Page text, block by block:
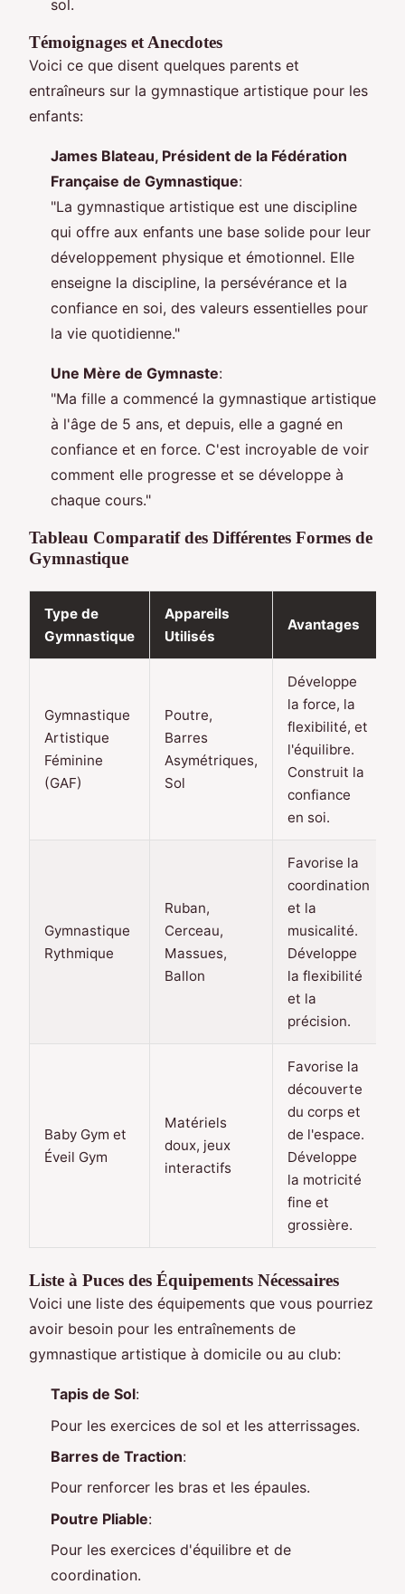
sol.
Témoignages et Anecdotes
Voici ce que disent quelques parents et
entraîneurs sur la gymnastique artistique pour les
enfants:
James Blateau, Président de la Fédération
Française de Gymnastique:
"La gymnastique artistique est une discipline
qui offre aux enfants une base solide pour leur
développement physique et émotionnel. Elle
enseigne la discipline, la persévérance et la
confiance en soi, des valeurs essentielles pour
la vie quotidienne."
Une Mère de Gymnaste:
"Ma fille a commencé la gymnastique artistique
à l'âge de 5 ans, et depuis, elle a gagné en
confiance et en force. C'est incroyable de voir
comment elle progresse et se développe à
chaque cours."
Tableau Comparatif des Différentes Formes de
Gymnastique
Type de
Gymnastique
Appareils
Utilisés
Avantages
Gymnastique
Artistique
Féminine
(GAF)
Poutre,
Barres
Asymétriques,
Sol
Développe
la force, la
flexibilité, et
l'équilibre.
Construit la
confiance
en soi.
Gymnastique
Rythmique
Ruban,
Cerceau,
Massues,
Ballon
Favorise la
coordination
et la
musicalité.
Développe
la flexibilité
et la
précision.
Baby Gym et
Éveil Gym
Matériels
doux, jeux
interactifs
Favorise la
découverte
du corps et
de l'espace.
Développe
la motricité
fine et
grossière.
Liste à Puces des Équipements Nécessaires
Voici une liste des équipements que vous pourriez
avoir besoin pour les entraînements de
gymnastique artistique à domicile ou au club:
Tapis de Sol:
Pour les exercices de sol et les atterrissages.
Barres de Traction:
Pour renforcer les bras et les épaules.
Poutre Pliable:
Pour les exercices d'équilibre et de
coordination.